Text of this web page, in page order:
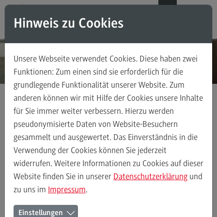
Direkt zum Inhalt
Direkt zum Hauptmenu
Direkt zum Footer
Modul-O-Mat
Masterstudiengänge
Accounting, Controlling, Taxation
Accounting, Controlling, Taxation
Modulangebot
Berufsperspektiven
Kontakt
Advanced Practice in Healthcare
Advanced Practice in Healthcare
Rahmenbedingungen
Kontakt Ansprechpersonen Bereich Gesundheit
Ansprechpersonen Alle Kontakte (alphabetisch)
Ansprechpersonen des Bereichs
Hinweis zu Cookies
Unsere Webseite verwendet Cookies. Diese haben zwei
Funktionen: Zum einen sind sie erforderlich für die
grundlegende Funktionalität unserer Website. Zum
anderen können wir mit Hilfe der Cookies unsere Inhalte
für Sie immer weiter verbessern. Hierzu werden
pseudonymisierte Daten von Website-Besuchern
gesammelt und ausgewertet. Das Einverständnis in die
Verwendung der Cookies können Sie jederzeit
widerrufen. Weitere Informationen zu Cookies auf dieser
Website finden Sie in unserer Datenschutzerklärung und
zu uns im Impressum.
Einstellungen